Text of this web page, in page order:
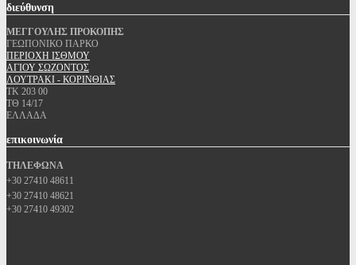
διεύθυνση
ΜΕΓΓΟΥΛΗΣ ΠΡΟΚΟΠΗΣ
ΓΕΩΠΟΝΙΚΟ ΠΑΡΚΟ
ΠΕΡΙΟΧΗ ΙΣΘΜΟΥ
ΑΓΙΟΥ ΣΩΖΟΝΤΟΣ
ΛΟΥΤΡΑΚΙ - ΚΟΡΙΝΘΙΑΣ
ΤΚ 203 00
ΤΘ 14/17
ΕΛΛΑΔΑ
επικοινωνία
ΤΗΛΕΦΩΝΑ
+30 27410 48611
+30 27410 48621
+30 27410 49302